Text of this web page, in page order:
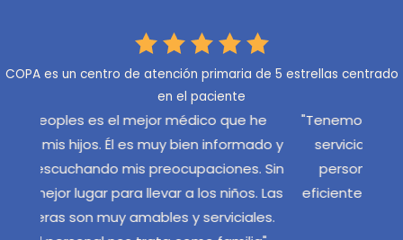
COPA es un centro de atención primaria de 5 estrellas centrado
en el paciente
"Tenemos el Dr. Angelos que es muy seguro y
servicial, nunca insistente o dominante. El
personal de COPA es siempre amable y
eficiente y saluda a mis hijos por su nombre."